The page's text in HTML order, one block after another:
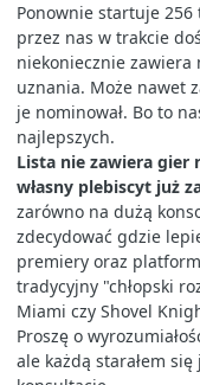
Ponownie startuje 256
przez nas w trakcie
niekoniecznie zawiera
uznania. Może nawet
je nominował. Bo to
najlepszych.
Lista nie zawiera gier
własny plebiscyt już
zarówno na dużą
zdecydować gdzie
premiery oraz
tradycyjny "chłopski
Miami czy Shovel
Proszę o
ale każdą starałem się